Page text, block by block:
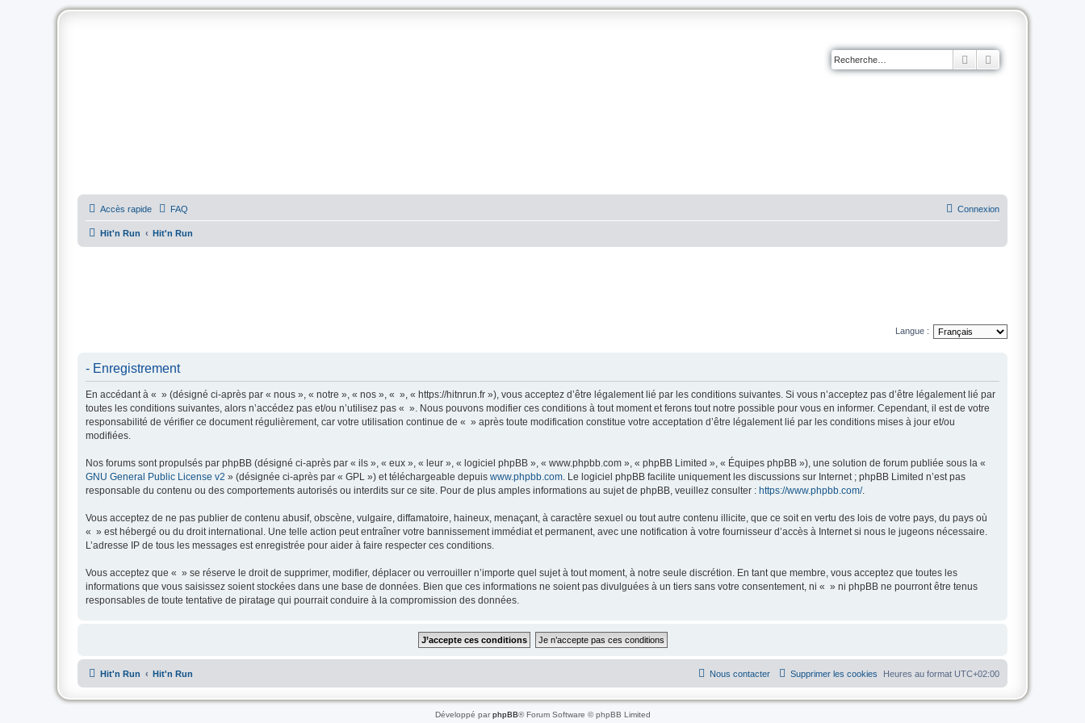
Rechercher
Accès rapide FAQ Connexion
Hit'n Run Hit'n Run
Langue :
- Enregistrement
En accédant à « » (désigné ci-après par « nous », « notre », « nos », « », « https://hitnrun.fr »), vous acceptez d’être légalement lié par les conditions suivantes. Si vous n’acceptez pas d’être légalement lié par
toutes les conditions suivantes, alors n’accédez pas et/ou n’utilisez pas « ». Nous pouvons modifier ces conditions à tout moment et ferons tout notre possible pour vous en informer. Cependant, il est de votre
responsabilité de vérifier ce document régulièrement, car votre utilisation continue de « » après toute modification constitue votre acceptation d’être légalement lié par les conditions mises à jour et/ou
modifiées.
Nos forums sont propulsés par phpBB (désigné ci-après par « ils », « eux », « leur », « logiciel phpBB », « www.phpbb.com », « phpBB Limited », « Équipes phpBB »), une solution de forum publiée sous la «
GNU General Public License v2 » (désignée ci-après par « GPL ») et téléchargeable depuis www.phpbb.com . Le logiciel phpBB facilite uniquement les discussions sur Internet ; phpBB Limited n’est pas
responsable du contenu ou des comportements autorisés ou interdits sur ce site. Pour de plus amples informations au sujet de phpBB, veuillez consulter : https://www.phpbb.com/.
Vous acceptez de ne pas publier de contenu abusif, obscène, vulgaire, diffamatoire, haineux, menaçant, à caractère sexuel ou tout autre contenu illicite, que ce soit en vertu des lois de votre pays, du pays où
« » est hébergé ou du droit international. Une telle action peut entraîner votre bannissement immédiat et permanent, avec une notification à votre fournisseur d’accès à Internet si nous le jugeons nécessaire.
L’adresse IP de tous les messages est enregistrée pour aider à faire respecter ces conditions.
Vous acceptez que « » se réserve le droit de supprimer, modifier, déplacer ou verrouiller n’importe quel sujet à tout moment, à notre seule discrétion. En tant que membre, vous acceptez que toutes les
informations que vous saisissez soient stockées dans une base de données. Bien que ces informations ne soient pas divulguées à un tiers sans votre consentement, ni « » ni phpBB ne pourront être tenus
responsables de toute tentative de piratage qui pourrait conduire à la compromission des données.
Hit'n Run Hit'n Run Heures au format UTC+02:00
Supprimer les cookies
Nous contacter
Développé parphpBB® Forum Software © phpBB Limited